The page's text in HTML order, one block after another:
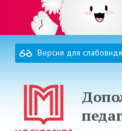
Версия для